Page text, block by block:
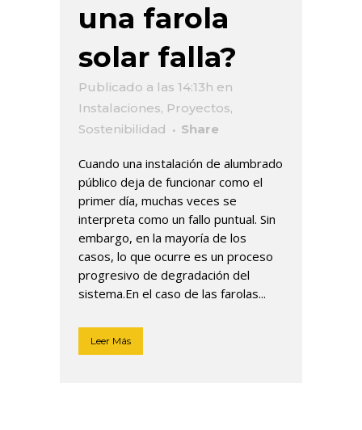
una farola
solar falla?
Publicado a las 14:13h en
Instalaciones, Proyectos,
Sostenibilidad
Share
Cuando una instalación de alumbrado
público deja de funcionar como el
primer día, muchas veces se
interpreta como un fallo puntual. Sin
embargo, en la mayoría de los
casos, lo que ocurre es un proceso
progresivo de degradación del
sistema.En el caso de las farolas...
Leer Más